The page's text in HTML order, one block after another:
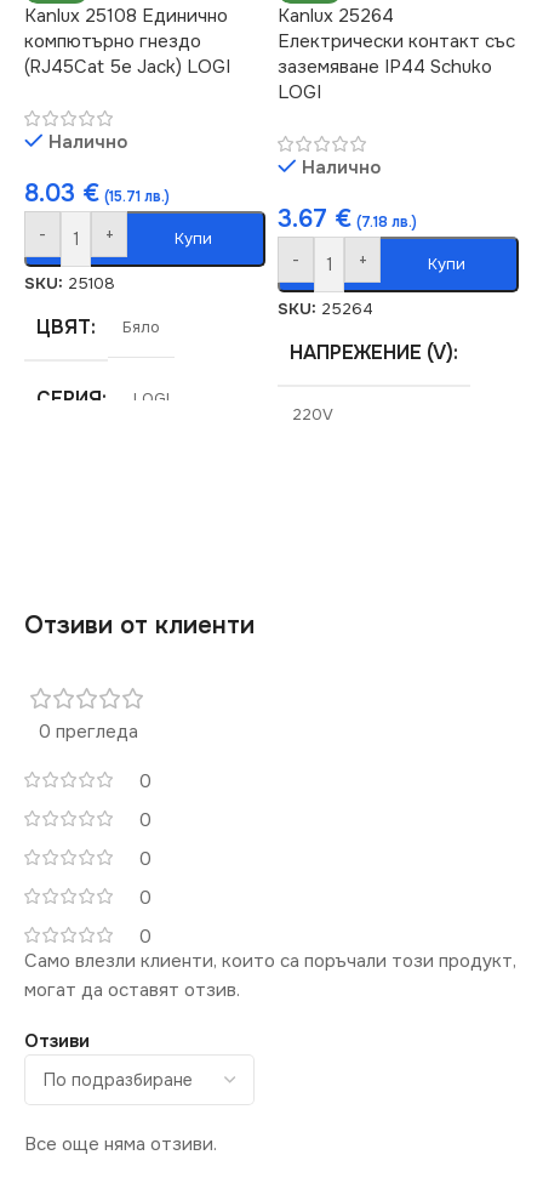
МАРКА KANLUX
Kanlux 25108 Единично
компютърно гнездо
(RJ45Cat 5e Jack) LOGI
Налично
8.03 € (15.71 лв.)
- + Купи
SKU: 25108
ЦВЯТ Бяло
СЕРИЯ LOGI
Kanlux 25264
Електрически контакт със
заземяване IP44 Schuko
LOGI
Налично
3.67 € (7.18 лв.)
- + Купи
SKU: 25264
НАПРЕЖЕНИЕ (V)
220V
Отзиви от клиенти
0 прегледа
0
0
0
0
0
Отзиви
Все още няма отзиви.
Само влезли клиенти, които са поръчали този продукт,
могат да оставят отзив.